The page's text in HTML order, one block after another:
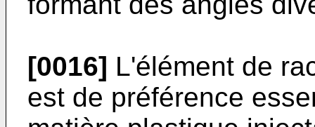
[0016] L'élément de
est de préférence